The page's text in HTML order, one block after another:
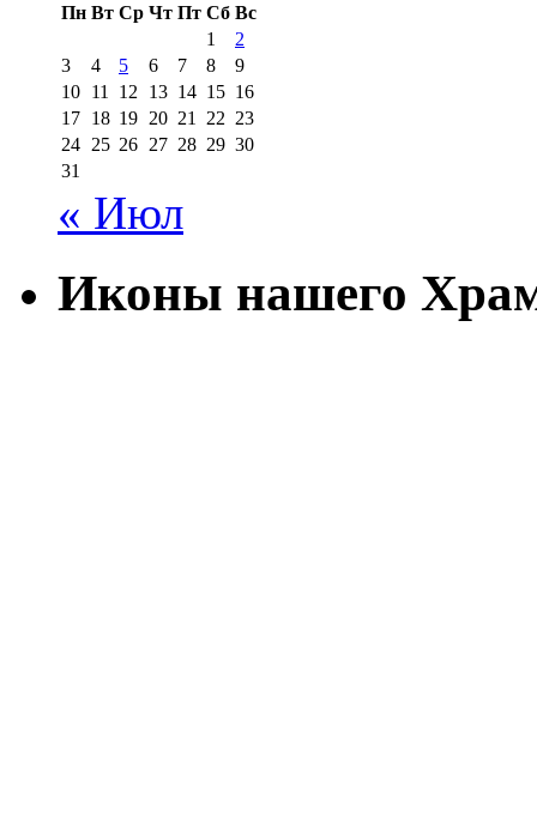
Пн Вт Ср Чт Пт Сб Вс
1
2
3
4 5 6 7 8
9
10 11 12 13 14 15 16
17 18 19 20 21 22 23
24 25 26 27 28 29 30
31
« Июл
Иконы нашего